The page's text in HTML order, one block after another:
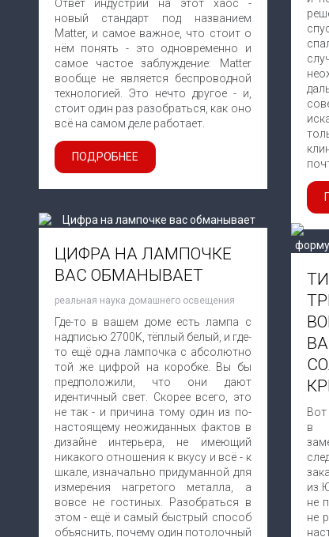
Ответ индустрии на этот хаос -
новый стандарт под названием
Matter, и самое важное, что стоит о
нём понять - это одновременно и
самое частое заблуждение: Matter
вообще не является беспроводной
технологией. Это нечто другое - и,
стоит один раз разобраться, как оно
всё на самом деле работает.
ПОДРОБНЕЕ
ЦИФРА НА ЛАМПОЧКЕ
ВАС ОБМАНЫВАЕТ
реальная наука домашнего освещения
Где-то в вашем доме есть лампа с
надписью 2700K, тёплый белый, и где-
то ещё одна лампочка с абсолютно
той же цифрой на коробке. Вы бы
предположили, что они дают
идентичный свет. Скорее всего, это
не так - и причина тому один из по-
настоящему неожиданных фактов в
дизайне интерьера, не имеющий
никакого отношения к вкусу и всё - к
шкале, изначально придуманной для
измерения нагретого металла, а
вовсе не гостиных. Разобраться в
этом - ещё и самый быстрый способ
объяснить, почему один потолочный
в
из
не
не